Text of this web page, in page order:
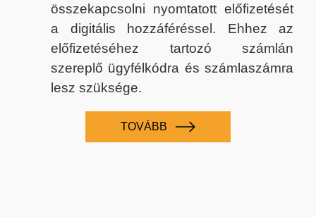
összekapcsolni nyomtatott előfizetését
a digitális hozzáféréssel. Ehhez az
előfizetéséhez tartozó számlán
szereplő ügyfélkódra és számlaszámra
lesz szüksége.
TOVÁBB